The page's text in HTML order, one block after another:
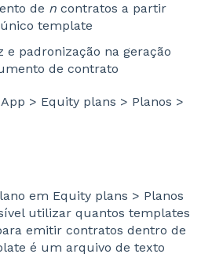
de n contratos a partir
template
e padronização na geração
de contrato
App > Equity plans > Planos >
em Equity plans > Planos
utilizar quantos templates
emitir contratos dentro de
é um arquivo de texto